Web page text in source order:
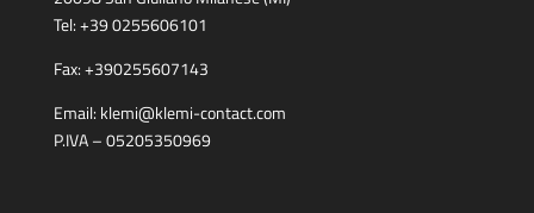
Tel:+39 0255606101
Fax:+390255607143
Email: klemi@klemi-contact.com
P.IVA – 05205350969